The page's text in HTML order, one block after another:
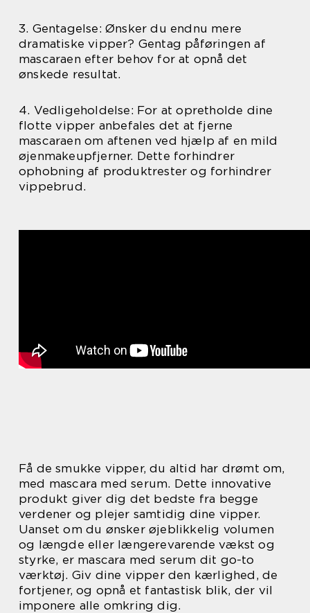
3. Gentagelse: Ønsker du endnu mere
dramatiske vipper? Gentag påføringen af
mascaraen efter behov for at opnå det
ønskede resultat.
4. Vedligeholdelse: For at opretholde dine
flotte vipper anbefales det at fjerne
mascaraen om aftenen ved hjælp af en mild
øjenmakeupfjerner. Dette forhindrer
ophobning af produktrester og forhindrer
vippebrud.
Få de smukke vipper, du altid har drømt om,
med mascara med serum. Dette innovative
produkt giver dig det bedste fra begge
verdener og plejer samtidig dine vipper.
Uanset om du ønsker øjeblikkelig volumen
og længde eller længerevarende vækst og
styrke, er mascara med serum dit go-to
værktøj. Giv dine vipper den kærlighed, de
fortjener, og opnå et fantastisk blik, der vil
imponere alle omkring dig.